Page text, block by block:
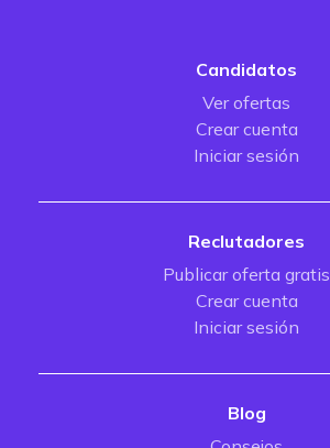
Candidatos
Ver ofertas
Crear cuenta
Iniciar sesión
Reclutadores
Publicar oferta gratis
Crear cuenta
Iniciar sesión
Blog